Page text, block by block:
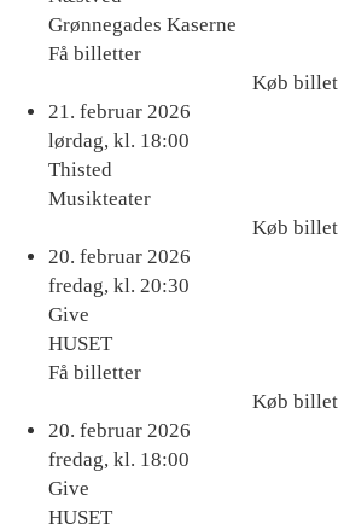
Grønnegades Kaserne
Få billetter
Køb billet
Køb
billet
21. februar 2026
lørdag, kl. 18:00
Thisted
Musikteater
Køb billet
Køb
billet
20. februar 2026
fredag, kl. 20:30
Give
HUSET
Få billetter
Køb billet
Køb
billet
20. februar 2026
fredag, kl. 18:00
Give
HUSET